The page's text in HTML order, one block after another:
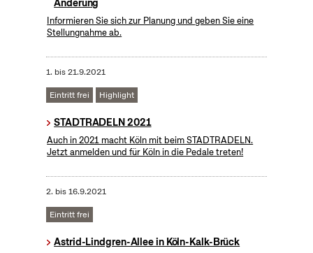
Änderung
Informieren Sie sich zur Planung und geben Sie eine
Stellungnahme ab.
1. bis21.9.2021
Eintritt frei Highlight
STADTRADELN 2021
Auch in 2021 macht Köln mit beim STADTRADELN.
Jetzt anmelden und für Köln in die Pedale treten!
2. bis16.9.2021
Eintritt frei
Astrid-Lindgren-Allee in Köln-Kalk-Brück